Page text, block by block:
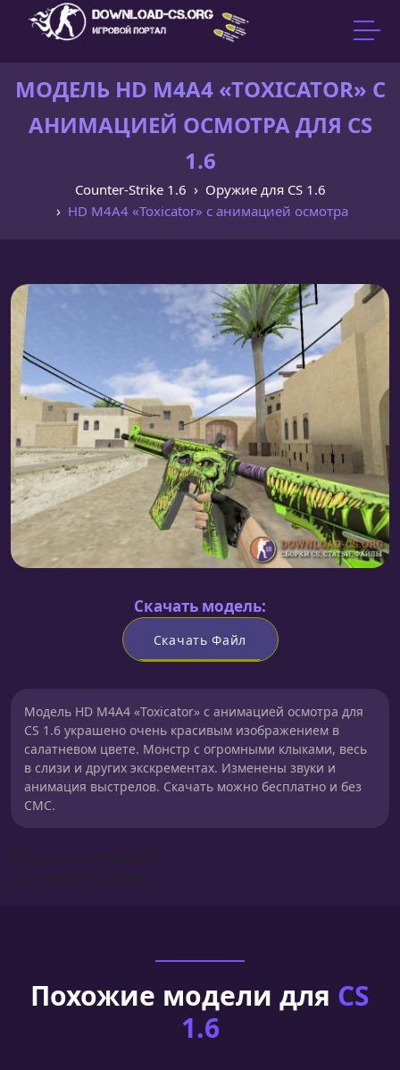
МОДЕЛЬ HD M4A4 «TOXICATOR» С
АНИМАЦИЕЙ ОСМОТРА ДЛЯ CS
1.6
Counter-Strike 1.6
Оружие для CS 1.6
HD M4A4 «Toxicator» с анимацией осмотра
Скачать модель:
Скачать Файл
Модель HD M4A4 «Toxicator» с анимацией осмотра для
CS 1.6 украшено очень красивым изображением в
салатневом цвете. Монстр с огромными клыками, весь
в слизи и других экскрементах. Изменены звуки и
анимация выстрелов. Скачать можно бесплатно и без
СМС.
Похожие модели для CS
1.6